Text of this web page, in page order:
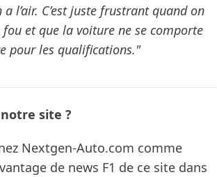
l’air. C’est juste frustrant quand on
et que la voiture ne se comporte
pour les qualifications."
site ?
Nextgen-Auto.com comme
de news F1 de ce site dans